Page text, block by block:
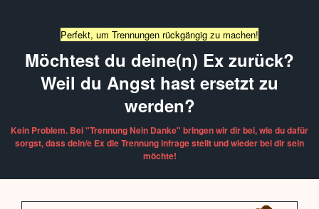
Perfekt, um Trennungen rückgängig zu machen!
Möchtest du deine(n) Ex zurück?
Weil du Angst hast ersetzt zu
werden?
Kein Problem. Bei "Trennung Nein Danke" bringen wir dir bei, wie du dafür
sorgst, dass dein/e Ex die Trennung infrage stellt und wieder bei dir sein
möchte!